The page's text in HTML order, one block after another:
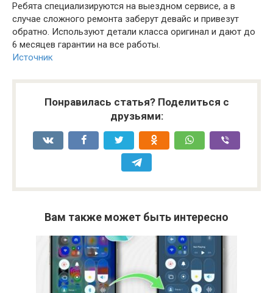
Ребята специализируются на выездном сервисе, а в
случае сложного ремонта заберут девайс и привезут
обратно. Используют детали класса оригинал и дают до
6 месяцев гарантии на все работы.
Источник
Понравилась статья? Поделиться с
друзьями:
Вам также может быть интересно